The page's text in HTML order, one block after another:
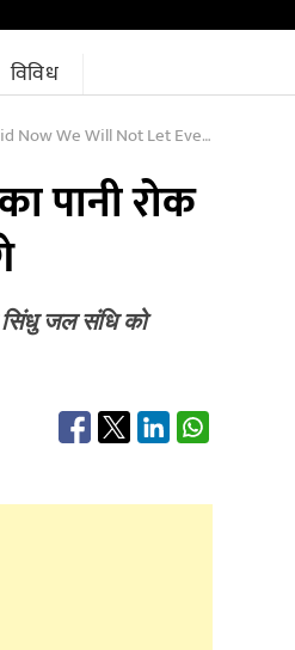
विविध
Not Let Even A Single Drop Go
पानी रोक
जल संधि को